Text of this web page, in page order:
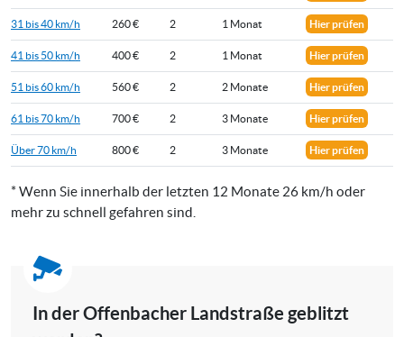
31 bis 40 km/h 260 € 2 1 Monat Hier prüfen
41 bis 50 km/h 400 € 2 1 Monat Hier prüfen
51 bis 60 km/h 560 € 2 2 Monate Hier prüfen
61 bis 70 km/h 700 € 2 3 Monate Hier prüfen
Über 70 km/h 800 € 2 3 Monate Hier prüfen
* Wenn Sie innerhalb der letzten 12 Monate 26 km/h oder
mehr zu schnell gefahren sind.
In der Offenbacher Landstraße geblitzt